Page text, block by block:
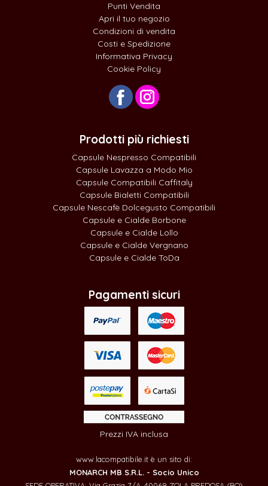
Punti Vendita
Apri il tuo negozio
Condizioni di vendita
Costi e Spedizione
Informativa Privacy
Cookie Policy
Prodotti più richiesti
Capsule Nespresso Compatibili
Capsule Lavazza a Modo Mio
Capsule Compatibili Caffitaly
Capsule Bialetti Compatibili
Capsule Nescafè Dolcegusto Compatibili
Capsule e Cialde Borbone
Capsule e Cialde Lollo
Capsule e Cialde Vergnano
Capsule e Cialde ToDa
Pagamenti sicuri
Prezzi IVA inclusa
www.lacompatibile.it è un sito di:
MONARCH MB S.R.L. - Socio Unico